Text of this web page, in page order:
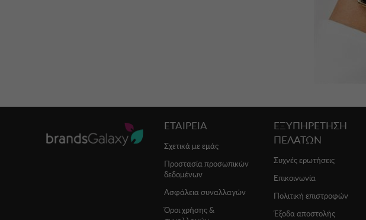
ΕΤΑΙΡΕΙΑ
Σχετικά με εμάς
Προστασία προσωπικών
δεδομένων
Ασφάλεια συναλλαγών
Όροι χρήσης &
ΕΞΥΠΗΡΕΤΗΣΗ
ΠΕΛΑΤΩΝ
Συχνές ερωτήσεις
Επικοινωνία
Πολιτική επιστροφών
Έξοδα αποστολής